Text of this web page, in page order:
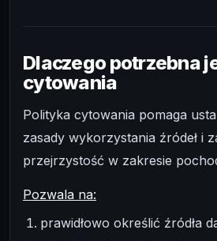
Dlaczego potrzebna
cytowania
Polityka cytowania pomaga
zasady wykorzystania źródeł i
przejrzystość w zakresie
Pozwala na:
prawidłowo określić źródła